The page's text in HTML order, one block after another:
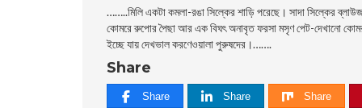
……..মিলি একটা কমলা-রঙা সিল্কের শাড়ি পরেছে। সাদা সিল্কের
কোমরে রুপাের পৈছা আর এক বিঘৎ অনাবৃত ফরসা মসৃণ পেট-দেখানাে
ইচ্ছে যায় দেখভাল করণেওয়ালা পুরুষদের।…….
Share
Share Share Share